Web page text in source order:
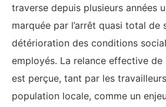
traverse depuis plusieurs années
marquée par l’arrêt quasi total de
détérioration des conditions
employés. La relance effective
est perçue, tant par les
population locale, comme un